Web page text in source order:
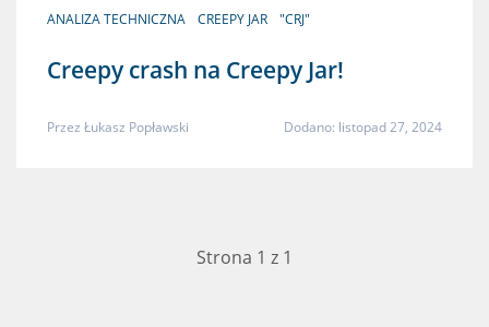
ANALIZA TECHNICZNA CREEPY JAR "CRJ"
Creepy crash na Creepy Jar!
Przez Łukasz Popławski Dodano: listopad 27, 2024
Strona 1 z 1